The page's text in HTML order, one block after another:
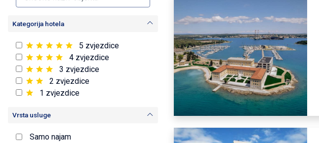
Kategorija hotela
5 zvjezdice
4 zvjezdice
3 zvjezdice
2 zvjezdice
1 zvjezdice
Vrsta usluge
Samo najam